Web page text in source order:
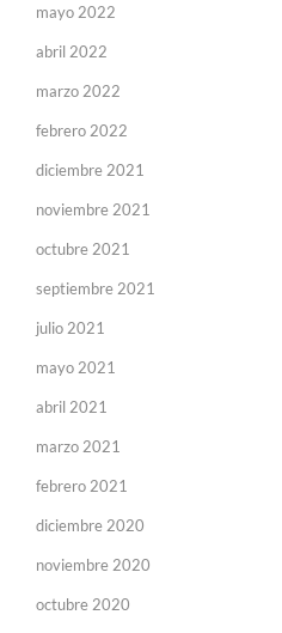
mayo 2022
abril 2022
marzo 2022
febrero 2022
diciembre 2021
noviembre 2021
octubre 2021
septiembre 2021
julio 2021
mayo 2021
abril 2021
marzo 2021
febrero 2021
diciembre 2020
noviembre 2020
octubre 2020